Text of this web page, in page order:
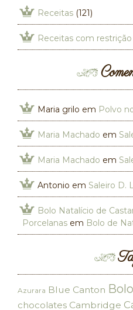
Receitas (121)
Receitas com
Maria grilo em Polvo
Maria Machado em
Maria Machado em
Antonio em Saleiro D.
Bolo Natalício de
Porcelanas em Bolo de
Azurara Blue Canton Bolo
chocolates Cambridge